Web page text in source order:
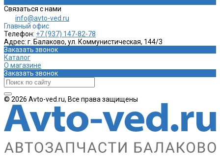
Связаться с нами
info@avto-ved.ru
Главный офис
Телефон: +7 (937) 147-82-78
Адрес: г. Балаково, ул. Коммунистическая, 144/3
Заказать звонок
Каталог
О магазине
Заказать звонок
© 2026 Avto-ved.ru, Все права защищены